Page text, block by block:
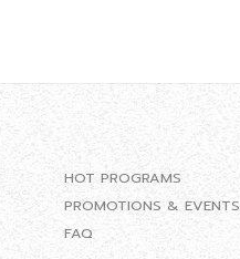
HOT PROGRAMS
PROMOTIONS & EVENTS
FAQ